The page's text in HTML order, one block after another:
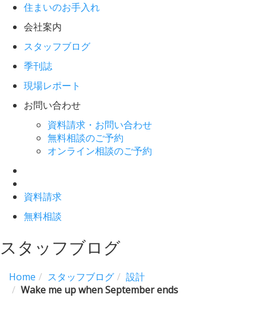
住まいのお手入れ
会社案内
スタッフブログ
季刊誌
現場レポート
お問い合わせ
資料請求・お問い合わせ
無料相談のご予約
オンライン相談のご予約
資料請求
無料相談
スタッフブログ
Home スタッフブログ
設計
Wake me up when September ends